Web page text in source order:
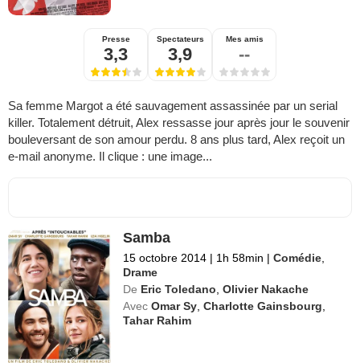
Presse
3,3
Spectateurs
3,9
Mes amis
--
Sa femme Margot a été sauvagement assassinée par un serial
killer. Totalement détruit, Alex ressasse jour après jour le souvenir
bouleversant de son amour perdu. 8 ans plus tard, Alex reçoit un
e-mail anonyme. Il clique : une image...
Samba
15 octobre 2014 | 1h 58min | Comédie,
Drame
De Eric Toledano,Olivier Nakache
Avec Omar Sy,Charlotte Gainsbourg,
Tahar Rahim